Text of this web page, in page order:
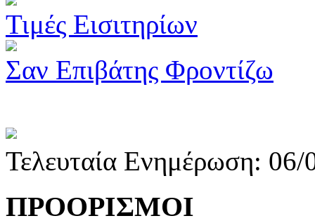
Τιμές Εισιτηρίων
Σαν Επιβάτης Φροντίζω
Τελευταία Ενημέρωση:
ΠΡΟΟΡΙΣΜΟΙ